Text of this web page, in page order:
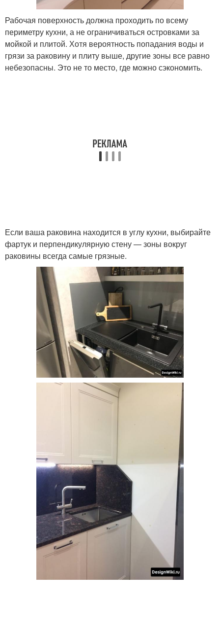
Рабочая поверхность должна проходить по всему
периметру кухни, а не ограничиваться островками за
мойкой и плитой. Хотя вероятность попадания воды и
грязи за раковину и плиту выше, другие зоны все равно
небезопасны. Это не то место, где можно сэкономить.
Если ваша раковина находится в углу кухни, выбирайте
фартук и перпендикулярную стену — зоны вокруг
раковины всегда самые грязные.